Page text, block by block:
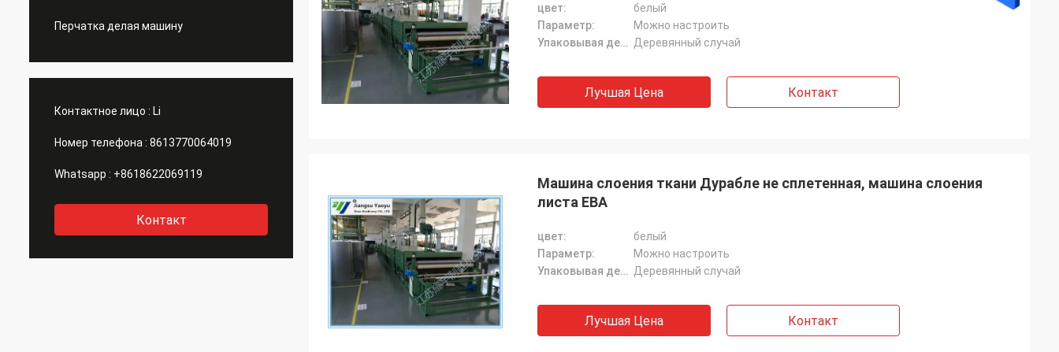
Перчатка делая машину
Контактное лицо : Li
Номер телефона : 8613770064019
Whatsapp : +8618622069119
Контакт
цвет:
белый
Параметр:
Можно настроить
Упаковывая детали: Деревянный случай
Лучшая Цена Контакт
Машина слоения ткани Дурабле не сплетенная, машина слоения
листа ЕВА
цвет:
белый
Параметр:
Можно настроить
Упаковывая детали: Деревянный случай
Лучшая Цена Контакт